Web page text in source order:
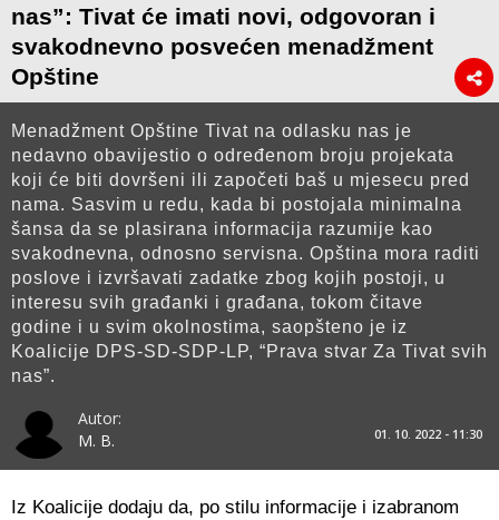
nas”: Tivat će imati novi, odgovoran i
svakodnevno posvećen menadžment
Opštine
Menadžment Opštine Tivat na odlasku nas je
nedavno obavijestio o određenom broju projekata
koji će biti dovršeni ili započeti baš u mjesecu pred
nama. Sasvim u redu, kada bi postojala minimalna
šansa da se plasirana informacija razumije kao
svakodnevna, odnosno servisna. Opština mora raditi
poslove i izvršavati zadatke zbog kojih postoji, u
interesu svih građanki i građana, tokom čitave
godine i u svim okolnostima, saopšteno je iz
Koalicije DPS-SD-SDP-LP, “Prava stvar Za Tivat svih
nas”.
Autor:
M. B.
01. 10. 2022 - 11:30
Iz Koalicije dodaju da, po stilu informacije i izabranom